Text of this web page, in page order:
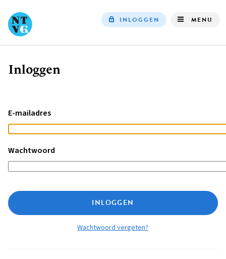
INLOGGEN MENU
Kruimelpad
Inloggen
E-mailadres
Wachtwoord
INLOGGEN
Wachtwoord vergeten?